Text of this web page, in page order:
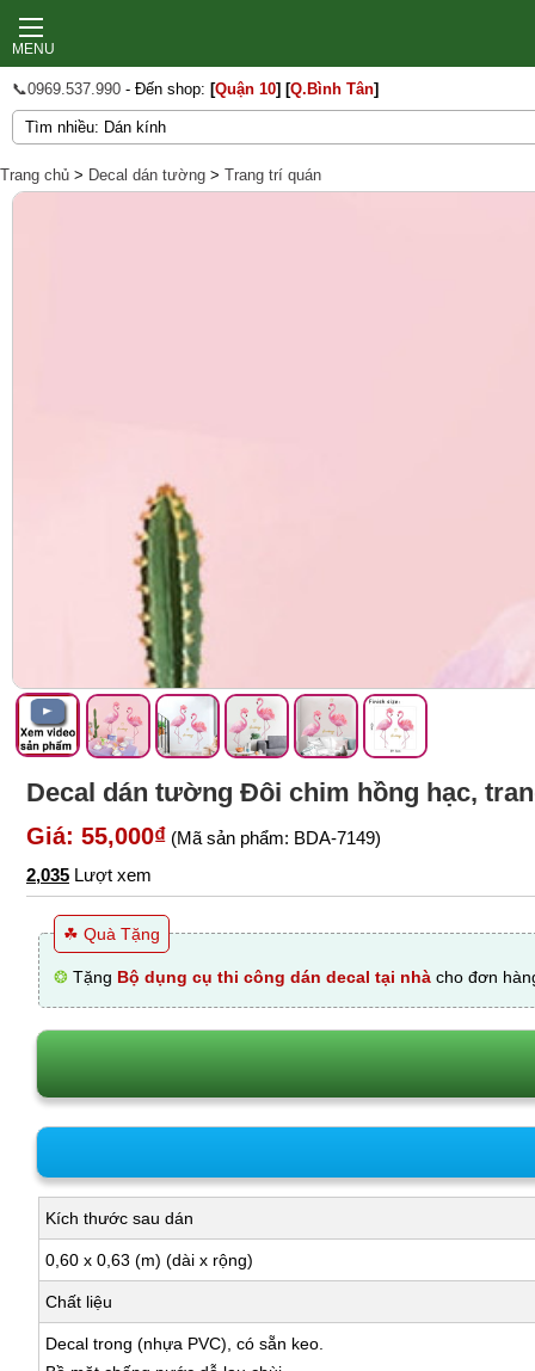
MENU
📞0969.537.990 - Đến shop: [Quận 10] [Q.Bình Tân]
Trang chủ > Decal dán tường > Trang trí quán
Decal dán tường Đôi chim hồng hạc,
Giá: 55,000₫ (Mã sản phẩm: BDA-7149)
2,035 Lượt xem
☘ Quà Tặng
❂ Tặng Bộ dụng cụ thi công dán decal tại nhà cho đơn
Kích thước sau dán
0,60 x 0,63 (m) (dài x rộng)
Chất liệu
Decal trong (nhựa PVC), có sẵn keo.